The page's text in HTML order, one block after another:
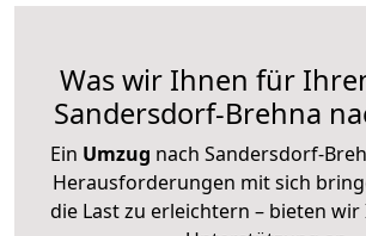
Was wir Ihnen für
Sandersdorf-Brehna
Ein Umzug nach Sandersdorf-
Herausforderungen mit sich
die Last zu erleichtern – bieten